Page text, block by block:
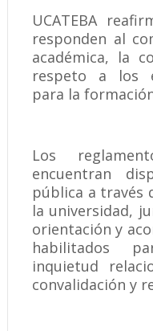
UCATEBA
responden al
académica, la
respeto a los
para la
Los
encuentran
pública a través
la universidad,
orientación y
habilitados
inquietud
convalidación y